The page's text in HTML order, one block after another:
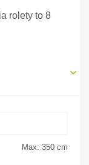
rolety to 8
Max: 350 cm